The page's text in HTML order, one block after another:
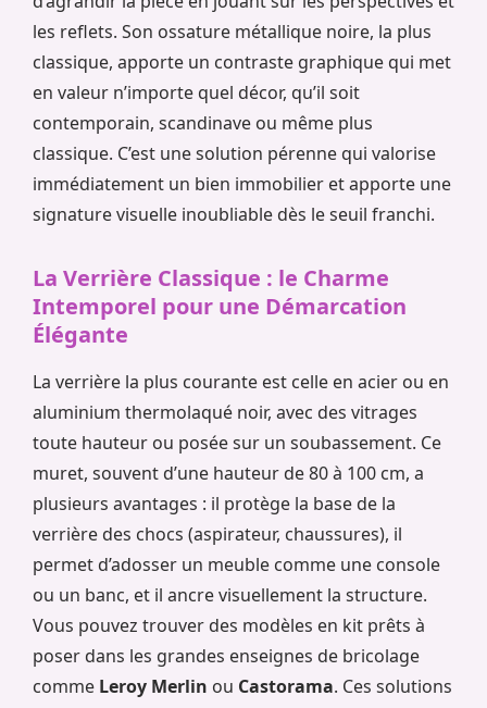
les reflets. Son ossature métallique noire, la plus
classique, apporte un contraste graphique qui met
en valeur n’importe quel décor, qu’il soit
contemporain, scandinave ou même plus
classique. C’est une solution pérenne qui valorise
immédiatement un bien immobilier et apporte une
signature visuelle inoubliable dès le seuil franchi.
La Verrière Classique : le Charme
Intemporel pour une Démarcation
Élégante
La verrière la plus courante est celle en acier ou en
aluminium thermolaqué noir, avec des vitrages
toute hauteur ou posée sur un soubassement. Ce
muret, souvent d’une hauteur de 80 à 100 cm, a
plusieurs avantages : il protège la base de la
verrière des chocs (aspirateur, chaussures), il
permet d’adosser un meuble comme une console
ou un banc, et il ancre visuellement la structure.
Vous pouvez trouver des modèles en kit prêts à
poser dans les grandes enseignes de bricolage
comme Leroy Merlin ou Castorama. Ces solutions